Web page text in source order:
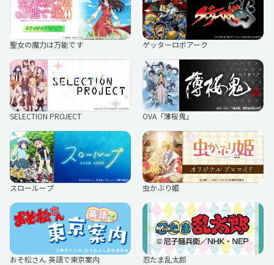
聖女の魔力は万能です ゲッターロボアーク
SELECTION PROJECT OVA「薄桜鬼」
スローループ 虫かぶり姫
おそ松さん 英語で東京案内 忍たま乱太郎